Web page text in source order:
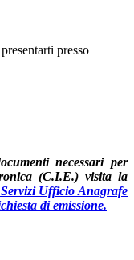
presso
necessari per
(C.I.E.) visita la
Ufficio Anagrafe
di emissione.